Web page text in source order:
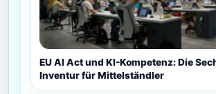
EU AI Act und KI-Kompetenz: Die
Inventur für Mittelständler